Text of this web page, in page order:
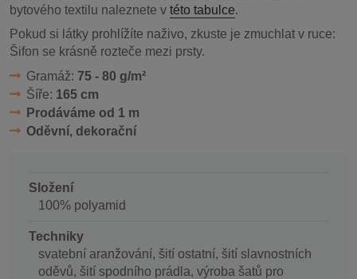
bytového textilu naleznete v této tabulce.
Pokud si látky prohlížíte naživo, zkuste je zmuchlat v ruce:
Šifon se krásně rozteče mezi prsty.
Gramáž: 75 - 80 g/m²
Šíře: 165 cm
Prodáváme od 1 m
Oděvní, dekorační
Složení
100% polyamid
Techniky
svatební aranžování, šití ostatní, šití slavnostních
oděvů, šití spodního prádla, výroba šatů pro